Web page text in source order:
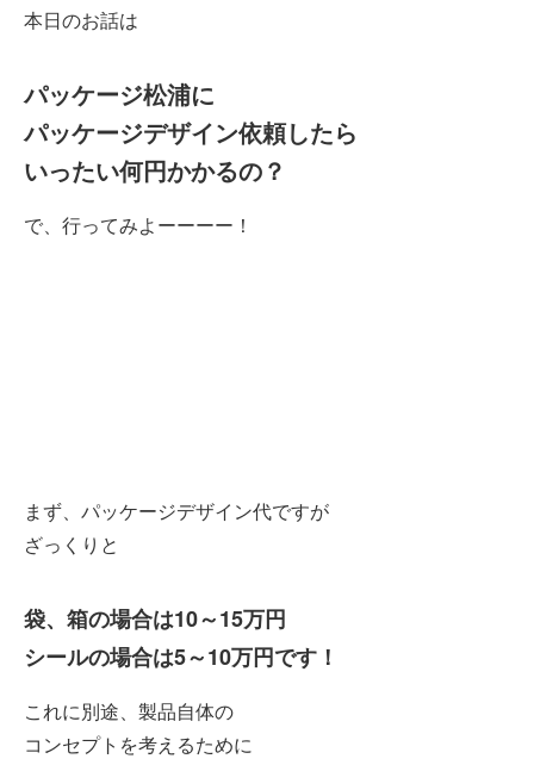
本日のお話は
パッケージ松浦に
パッケージデザイン依頼したら
いったい何円かかるの？
で、行ってみよーーーー！
まず、パッケージデザイン代ですが
ざっくりと
袋、箱の場合は10～15万円
シールの場合は5～10万円です！
これに別途、製品自体の
コンセプトを考えるために